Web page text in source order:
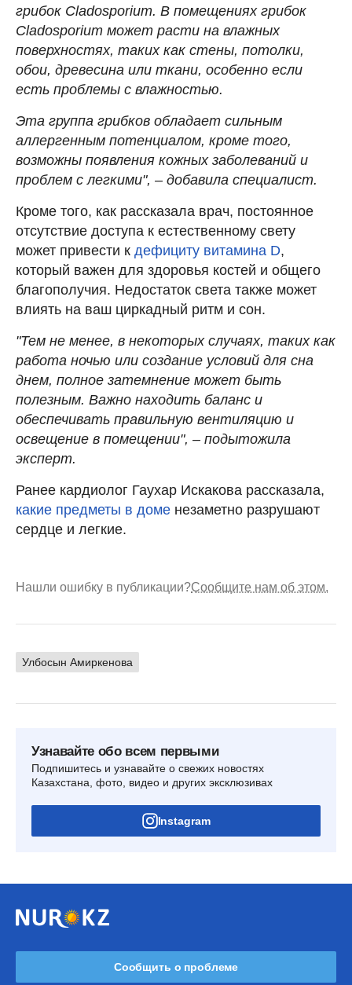
грибок Cladosporium. В помещениях грибок
Cladosporium может расти на влажных
поверхностях, таких как стены, потолки,
обои, древесина или ткани, особенно если
есть проблемы с влажностью.
Эта группа грибков обладает сильным
аллергенным потенциалом, кроме того,
возможны появления кожных заболеваний и
проблем с легкими", – добавила специалист.
Кроме того, как рассказала врач, постоянное
отсутствие доступа к естественному свету
может привести к дефициту витамина D,
который важен для здоровья костей и общего
благополучия. Недостаток света также может
влиять на ваш циркадный ритм и сон.
"Тем не менее, в некоторых случаях, таких как
работа ночью или создание условий для сна
днем, полное затемнение может быть
полезным. Важно находить баланс и
обеспечивать правильную вентиляцию и
освещение в помещении", – подытожила
эксперт.
Ранее кардиолог Гаухар Искакова рассказала,
какие предметы в доме незаметно разрушают
сердце и легкие.
Нашли ошибку в публикации?Сообщите нам об этом.
Улбосын Амиркенова
Узнавайте обо всем первыми
Подпишитесь и узнавайте о свежих новостях
Казахстана, фото, видео и других эксклюзивах
Instagram
Сообщить о проблеме